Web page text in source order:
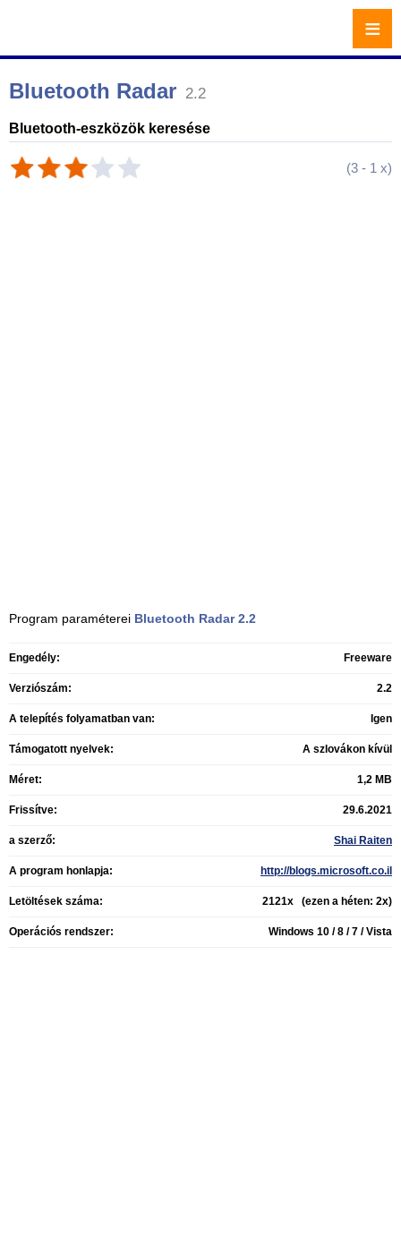
Bluetooth Radar 2.2
Bluetooth-eszközök keresése
(3 - 1 x)
Program paraméterei Bluetooth Radar 2.2
Engedély: Freeware
Verziószám: 2.2
A telepítés folyamatban van: Igen
Támogatott nyelvek: A szlovákon kívül
Méret: 1,2 MB
Frissítve: 29.6.2021
a szerző: Shai Raiten
A program honlapja: http://blogs.microsoft.co.il
Letöltések száma: 2121x (ezen a héten: 2x)
Operációs rendszer: Windows 10 / 8 / 7 / Vista
≡